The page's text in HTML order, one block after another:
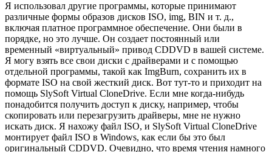
Я использовал другие программы, которые принимают
различные формы образов дисков ISO, img, BIN и т. д.,
включая платное программное обеспечение. Они были в
порядке, но это лучше. Он создает постоянный или
временный «виртуальный» привод CDDVD в вашей системе.
Я могу взять все свои диски с драйверами и с помощью
отдельной программы, такой как ImgBurn, сохранить их в
формате ISO на свой жесткий диск. Вот тут-то и приходит на
помощь SlySoft Virtual CloneDrive. Если мне когда-нибудь
понадобится получить доступ к диску, например, чтобы
скопировать или перезагрузить драйверы, мне не нужно
искать диск. Я нахожу файл ISO, и SlySoft Virtual CloneDrive
монтирует файл ISO в Windows, как если бы это был
оригинальный CDDVD. Очевидно, что время чтения намного